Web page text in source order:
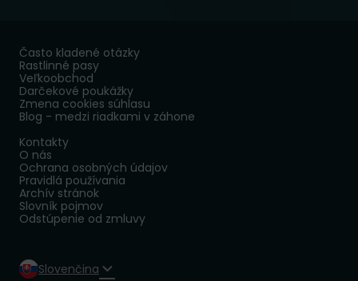
Často kladené otázky
Rastlinné pasy
Veľkoobchod
Darčekové poukážky
Zmena cookies súhlasu
Blog - medzi riadkami v záhone
Kontakty
O nás
Ochrana osobných údajov
Pravidlá používania
Archív stránok
Slovník pojmov
Odstúpenie od zmluvy
Slovenčina